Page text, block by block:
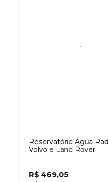
Reservatório Água
Volvo e Land Rover
R$ 469,05